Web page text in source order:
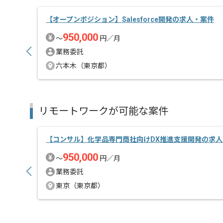
【オープンポジション】Salesforce開発の求人・案件
〜950,000 円／月
業務委託
六本木（東京都）
リモートワークが可能な案件
【コンサル】化学品専門商社向けDX推進支援開発の求
〜950,000 円／月
業務委託
東京（東京都）